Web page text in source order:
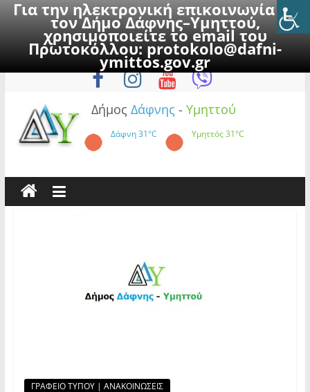
Για την ηλεκτρονική επικοινωνία με
τον Δήμο Δάφνης–Υμηττού,
χρησιμοποιείτε το email του
Πρωτοκόλλου:protokolo@dafni-
ymittos.gov.gr
to
Κυριακή, 9 Αυγούστου 2026
Δήμος Δάφνης - Υμηττού
Δάφνη31°C Υμηττός31°C
ΓΡΑΦΕΙΟ ΤΥΠΟΥ | ΑΝΑΚΟΙΝΩΣΕΙΣ